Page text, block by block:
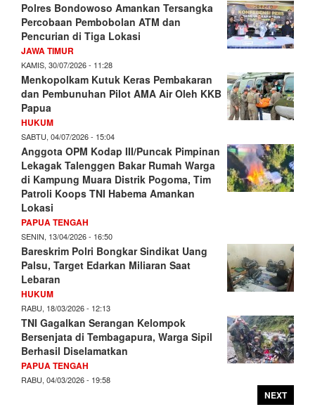
Polres Bondowoso Amankan Tersangka
Percobaan Pembobolan ATM dan
Pencurian di Tiga Lokasi
JAWA TIMUR
KAMIS, 30/07/2026 - 11:28
Menkopolkam Kutuk Keras Pembakaran
dan Pembunuhan Pilot AMA Air Oleh KKB
Papua
HUKUM
SABTU, 04/07/2026 - 15:04
Anggota OPM Kodap III/Puncak Pimpinan
Lekagak Talenggen Bakar Rumah Warga
di Kampung Muara Distrik Pogoma, Tim
Patroli Koops TNI Habema Amankan
Lokasi
PAPUA TENGAH
SENIN, 13/04/2026 - 16:50
Bareskrim Polri Bongkar Sindikat Uang
Palsu, Target Edarkan Miliaran Saat
Lebaran
HUKUM
RABU, 18/03/2026 - 12:13
TNI Gagalkan Serangan Kelompok
Bersenjata di Tembagapura, Warga Sipil
Berhasil Diselamatkan
PAPUA TENGAH
RABU, 04/03/2026 - 19:58
NEXT